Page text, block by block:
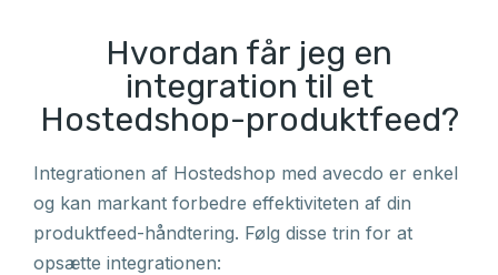
Hvordan får jeg en
integration til et
Hostedshop-produktfeed?
Integrationen af Hostedshop med avecdo er enkel
og kan markant forbedre effektiviteten af din
produktfeed-håndtering. Følg disse trin for at
opsætte integrationen: